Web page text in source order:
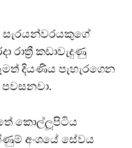
සැරයන්වරයකුගේ
රාත්‍රී කඩාවැදුණු
දියණිය පැහැරගෙන
කොල්ලූපිටිය
අංශයේ සේවය